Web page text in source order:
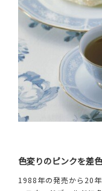
色変りのピンクを差
1988年の発売から20